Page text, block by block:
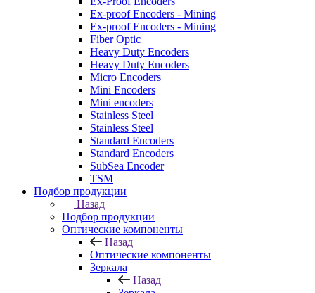
Ex-proof Encoders - Mining
Ex-proof Encoders - Mining
Fiber Optic
Heavy Duty Encoders
Heavy Duty Encoders
Micro Encoders
Mini Encoders
Mini encoders
Stainless Steel
Stainless Steel
Standard Encoders
Standard Encoders
SubSea Encoder
TSM
Подбор продукции
Назад
Подбор продукции
Оптические компоненты
Назад
Оптические компоненты
Зеркала
Назад